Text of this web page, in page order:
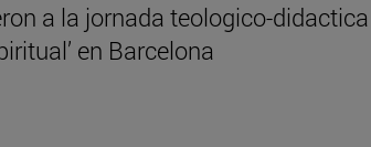
a la jornada teologico-didactica
en Barcelona